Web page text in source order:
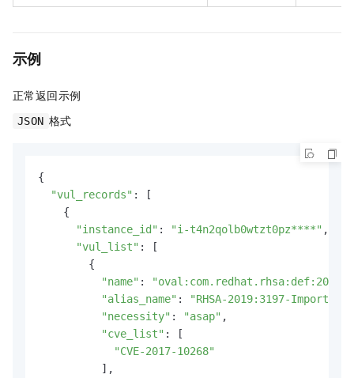
示例
正常返回示例
JSON 格式
{
"vul_records" : [
    {
"instance_id" : "i-t4n2qolb0wtzt0pz****" ,
"vul_list" : [
        {
"name" :
"alias_name" :
"RHSA-2019:3197-
"necessity" : "asap" ,
"cve_list" : [
"CVE-2017-10268"
          ],